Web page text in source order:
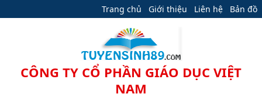
Trang chủ Giới thiệu Liên hệ Bản đồ
CÔNG TY CỔ PHẦN GIÁO DỤC VIỆT
NAM